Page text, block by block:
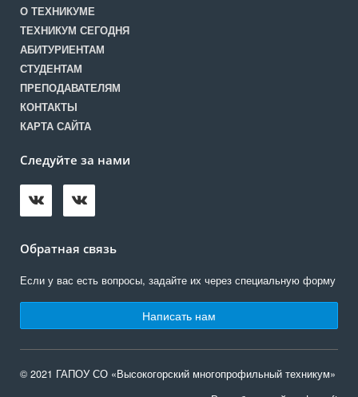
О ТЕХНИКУМЕ
ТЕХНИКУМ СЕГОДНЯ
АБИТУРИЕНТАМ
СТУДЕНТАМ
ПРЕПОДАВАТЕЛЯМ
КОНТАКТЫ
КАРТА САЙТА
Следуйте за нами
Обратная связь
Если у вас есть вопросы, задайте их через специальную форму
Написать нам
© 2021 ГАПОУ СО «Высокогорский многопрофильный техникум»